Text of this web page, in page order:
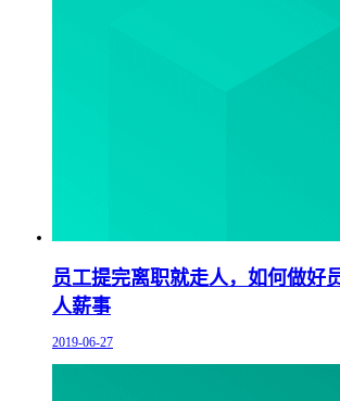
员工提完离职就走人，如何做好
人薪事
2019-06-27